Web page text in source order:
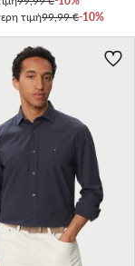
τιμή99,99 €-10%